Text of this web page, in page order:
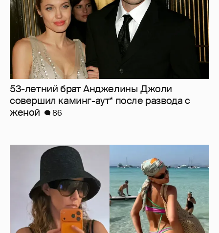
53-летний брат Анджелины Джоли
совершил каминг-аут* после развода с
женой
86